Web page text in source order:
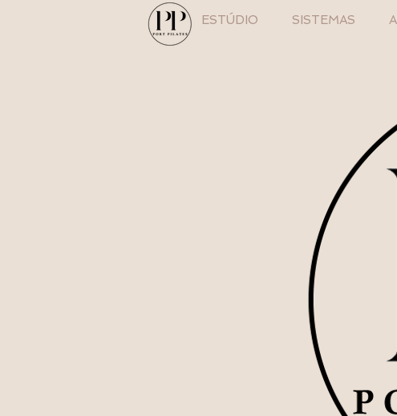
ESTÚDIO SISTEMAS